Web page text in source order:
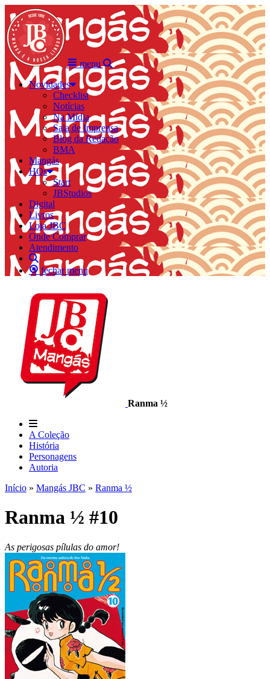
menu
Novidades
Checklist
Notícias
Na Mídia
Sala de Imprensa
Blog da Redação
BMA
Mangás
HQs
Start
JBStudios
Digital
Livros
Loja JBC
Onde Comprar
Atendimento
fechar menu
Ranma ½
A Coleção
História
Personagens
Autoria
Início » Mangás JBC » Ranma ½
Ranma ½ #10
As perigosas pílulas do amor!